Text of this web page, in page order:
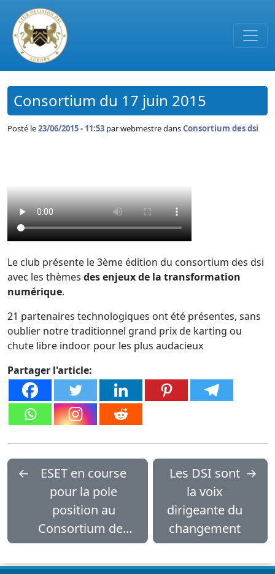
Passer au contenu principal
Consortium du 17 juin 2015
Posté le23/06/2015 - 11:53 parwebmestre dansConsortium des dsi
Le club présente le 3ème édition du consortium des dsi
avec les thèmes des enjeux de la transformation
numérique.
21 partenaires technologiques ont été présentes, sans
oublier notre traditionnel grand prix de karting ou
chute libre indoor pour les plus audacieux
Partager l'article:
←
ESET en course
pour la pole
position au
Consortium des
DSI
Les DSI sont
la voix
dirigeante du
changement
→